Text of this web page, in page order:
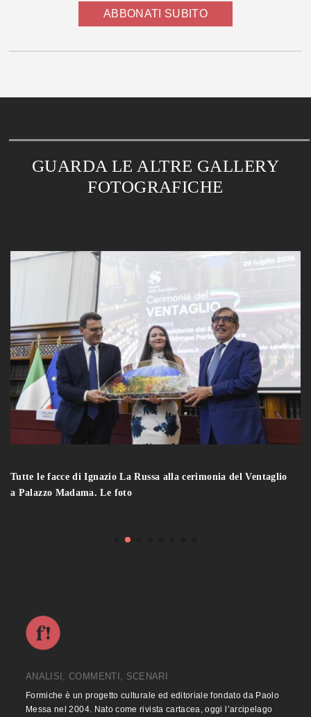
ABBONATI SUBITO
GUARDA LE ALTRE GALLERY
FOTOGRAFICHE
"Dal sottosuolo alle tecnologie digitali e green", la mostra a
Palazzo Piacentini a Roma. Le foto
ANALISI, COMMENTI, SCENARI
Formiche è un progetto culturale ed editoriale fondato da Paolo
Messa nel 2004. Nato come rivista cartacea, oggi l’arcipelago